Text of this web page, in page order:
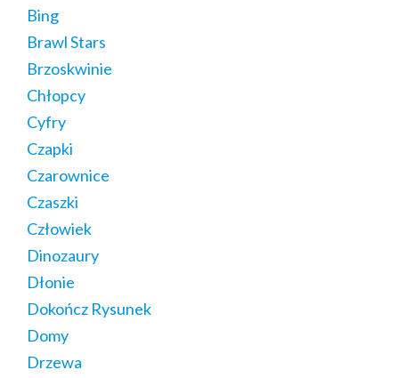
Bing
Brawl Stars
Brzoskwinie
Chłopcy
Cyfry
Czapki
Czarownice
Czaszki
Człowiek
Dinozaury
Dłonie
Dokończ Rysunek
Domy
Drzewa